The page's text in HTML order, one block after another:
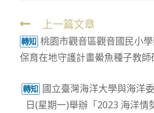
Read
more
articles
上一篇文章
轉知 桃園市觀音區觀音國民小
保育在地守護計畫鱟魚種子教師
轉知 國立臺灣海洋大學與海洋
日(星期一)舉辦「2023 海洋情